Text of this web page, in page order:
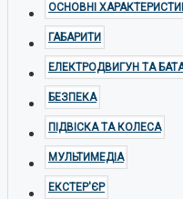
BYD
ОСНОВНІ
ГАБАРИТИ
ЕЛЕКТРОДВИГУН ТА
БЕЗПЕКА
ПІДВІСКА ТА КОЛЕСА
МУЛЬТИМЕДІА
ЕКСТЕР'ЄР